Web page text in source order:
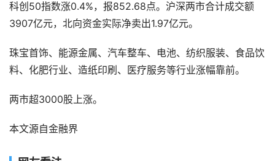
科创50指数涨0.4%，报852.68点。沪深两市合计成交额
3907亿元，北向资金实际净卖出1.97亿元。
珠宝首饰、能源金属、汽车整车、电池、纺织服装、食品饮
料、化肥行业、造纸印刷、医疗服务等行业涨幅靠前。
两市超3000股上涨。
本文源自金融界